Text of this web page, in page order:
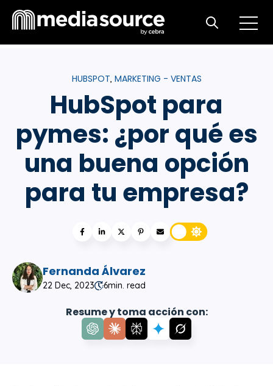
Open
Open search
HUBSPOT, MARKETING - VENTAS
HubSpot para
pymes: ¿por qué es
una buena opción
para tu empresa?
Fernanda Álvarez
22 Dec, 2023 6min. read
Resume y toma acción con: